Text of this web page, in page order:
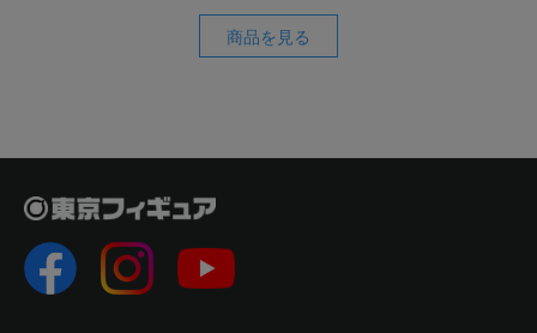
商品を見る